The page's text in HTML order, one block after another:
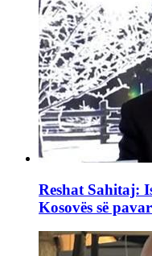
Reshat Sahitaj:
Kosovës së